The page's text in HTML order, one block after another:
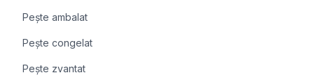
Pește ambalat
Pește congelat
Pește zvantat